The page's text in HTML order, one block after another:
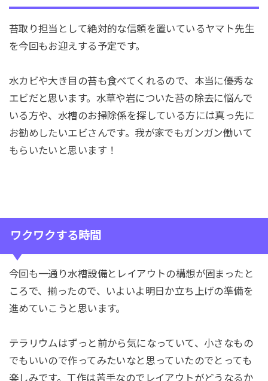
苔取り担当として絶対的な信頼を置いているヤマト先生
を今回もお迎えする予定です。
水カビや大き目の苔も食べてくれるので、本当に優秀な
エビだと思います。水草や岩についた苔の除去に悩んで
いる方や、水槽のお掃除係を探している方には真っ先に
お勧めしたいエビさんです。我が家でもガンガン働いて
もらいたいと思います！
ワクワクする時間
今回も一通り水槽設備とレイアウトの構想が固まったと
ころで、揃ったので、いよいよ明日か立ち上げの準備を
進めていこうと思います。
テラリウムはずっと前から気になっていて、小さなもの
でもいいので作ってみたいなと思っていたのでとっても
楽しみです。工作は苦手なのでレイアウトがどうなるか